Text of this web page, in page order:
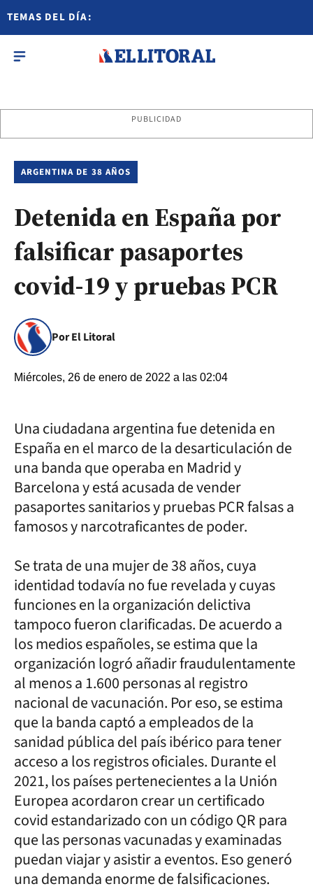
TEMAS DEL DÍA:
PUBLICIDAD
ARGENTINA DE 38 AÑOS
Detenida en España por
falsificar pasaportes
covid-19 y pruebas PCR
Por El Litoral
Miércoles, 26 de enero de 2022 a las 02:04
Una ciudadana argentina fue detenida en
España en el marco de la desarticulación de
una banda que operaba en Madrid y
Barcelona y está acusada de vender
pasaportes sanitarios y pruebas PCR falsas a
famosos y narcotraficantes de poder.
Se trata de una mujer de 38 años, cuya
identidad todavía no fue revelada y cuyas
funciones en la organización delictiva
tampoco fueron clarificadas. De acuerdo a
los medios españoles, se estima que la
organización logró añadir fraudulentamente
al menos a 1.600 personas al registro
nacional de vacunación. Por eso, se estima
que la banda captó a empleados de la
sanidad pública del país ibérico para tener
acceso a los registros oficiales. Durante el
2021, los países pertenecientes a la Unión
Europea acordaron crear un certificado
covid estandarizado con un código QR para
que las personas vacunadas y examinadas
puedan viajar y asistir a eventos. Eso generó
una demanda enorme de falsificaciones.